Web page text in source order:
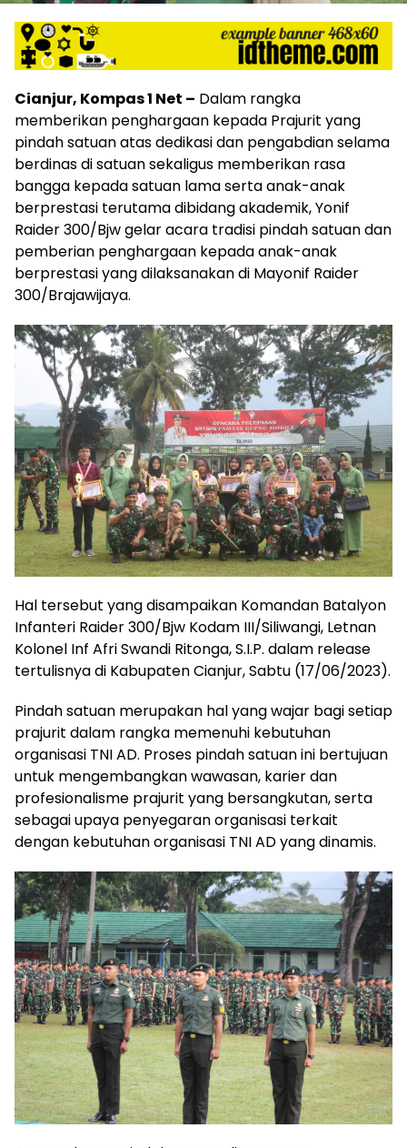
Cianjur, Kompas 1 Net – Dalam rangka
memberikan penghargaan kepada Prajurit yang
pindah satuan atas dedikasi dan pengabdian selama
berdinas di satuan sekaligus memberikan rasa
bangga kepada satuan lama serta anak-anak
berprestasi terutama dibidang akademik, Yonif
Raider 300/Bjw gelar acara tradisi pindah satuan dan
pemberian penghargaan kepada anak-anak
berprestasi yang dilaksanakan di Mayonif Raider
300/Brajawijaya.
Hal tersebut yang disampaikan Komandan Batalyon
Infanteri Raider 300/Bjw Kodam III/Siliwangi, Letnan
Kolonel Inf Afri Swandi Ritonga, S.I.P. dalam release
tertulisnya di Kabupaten Cianjur, Sabtu (17/06/2023).
Pindah satuan merupakan hal yang wajar bagi setiap
prajurit dalam rangka memenuhi kebutuhan
organisasi TNI AD. Proses pindah satuan ini bertujuan
untuk mengembangkan wawasan, karier dan
profesionalisme prajurit yang bersangkutan, serta
sebagai upaya penyegaran organisasi terkait
dengan kebutuhan organisasi TNI AD yang dinamis.